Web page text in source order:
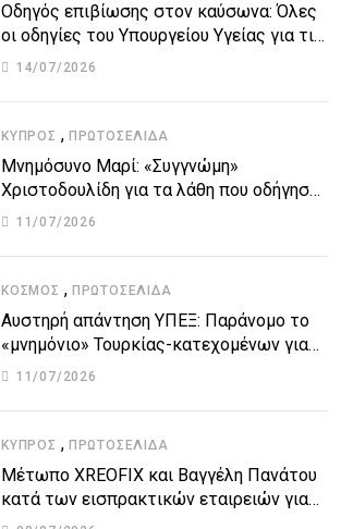
Οδηγός επιβίωσης στον καύσωνα: Όλες
οι οδηγίες του Υπουργείου Υγείας για τις
υψηλές θερμοκρασίες
14/07/2026
ΚΎΠΡΟΣ , ΠΡΩΤΟΣΈΛΙΔΑ
Μνημόσυνο Μαρί: «Συγγνώμη»
Χριστοδουλίδη για τα λάθη που οδήγησαν
στην τραγωδία
11/07/2026
ΚΌΣΜΟΣ , ΠΡΩΤΟΣΈΛΙΔΑ
Αυστηρή απάντηση ΥΠΕΞ: Παράνομο το
«μνημόνιο» Τουρκίας-κατεχομένων για
τον υποθαλάσσιο αγωγό
11/07/2026
ΚΎΠΡΟΣ , ΠΡΩΤΟΣΈΛΙΔΑ
Μέτωπο XREOFIX και Βαγγέλη Πανάτου
κατά των εισπρακτικών εταιρειών για
την προστασία των δανειοληπτών